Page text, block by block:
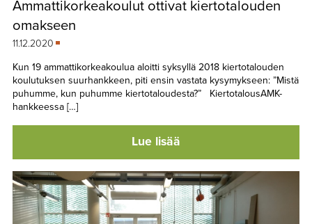
TAPAHTUMAT
YHTEYSTIEDOT
Ammattikorkeakoulut ottivat kiertotalouden
omakseen
11.12.2020
Kun 19 ammattikorkeakoulua aloitti syksyllä 2018 kiertotalouden
koulutuksen suurhankkeen, piti ensin vastata kysymykseen: ”Mistä
puhumme, kun puhumme kiertotaloudesta?” KiertotalousAMK-
hankkeessa […]
Lue lisää